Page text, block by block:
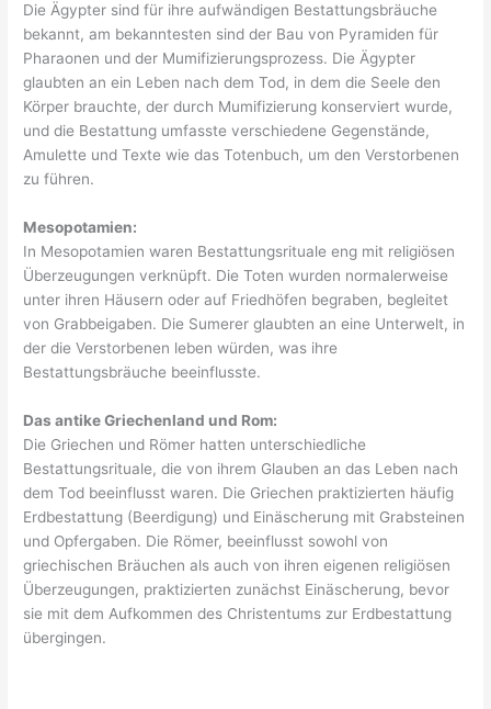
Die Ägypter sind für ihre aufwändigen Bestattungsbräuche
bekannt, am bekanntesten sind der Bau von Pyramiden für
Pharaonen und der Mumifizierungsprozess. Die Ägypter
glaubten an ein Leben nach dem Tod, in dem die Seele den
Körper brauchte, der durch Mumifizierung konserviert wurde,
und die Bestattung umfasste verschiedene Gegenstände,
Amulette und Texte wie das Totenbuch, um den Verstorbenen
zu führen.
Mesopotamien:
In Mesopotamien waren Bestattungsrituale eng mit religiösen
Überzeugungen verknüpft. Die Toten wurden normalerweise
unter ihren Häusern oder auf Friedhöfen begraben, begleitet
von Grabbeigaben. Die Sumerer glaubten an eine Unterwelt, in
der die Verstorbenen leben würden, was ihre
Bestattungsbräuche beeinflusste.
Das antike Griechenland und Rom:
Die Griechen und Römer hatten unterschiedliche
Bestattungsrituale, die von ihrem Glauben an das Leben nach
dem Tod beeinflusst waren. Die Griechen praktizierten häufig
Erdbestattung (Beerdigung) und Einäscherung mit Grabsteinen
und Opfergaben. Die Römer, beeinflusst sowohl von
griechischen Bräuchen als auch von ihren eigenen religiösen
Überzeugungen, praktizierten zunächst Einäscherung, bevor
sie mit dem Aufkommen des Christentums zur Erdbestattung
übergingen.